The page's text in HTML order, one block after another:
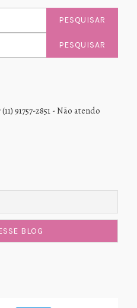
91757-2851 - Não atendo